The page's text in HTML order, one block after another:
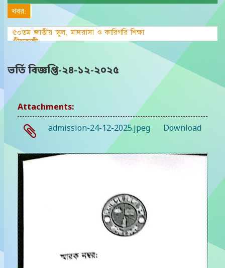
খবর:
৫০তম জাতীয় স্কুল, মাদরাসা ও কারিগরি শিক্ষা
গ্রীষ্মকালীন ক্রীড়া প্রতিযো
ভর্তি বিজ্ঞপ্তি-২৪-১২-২০২৫
Attachments:
admission-24-12-2025.jpeg
Download